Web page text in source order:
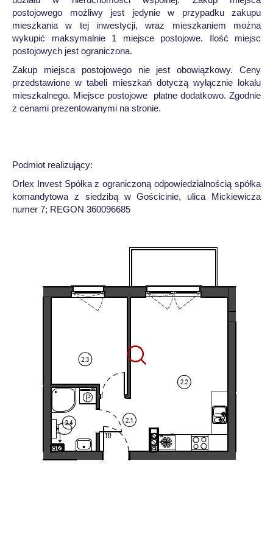
postojowego możliwy jest jedynie w przypadku zakupu
mieszkania w tej inwestycji, wraz mieszkaniem można
wykupić maksymalnie 1 miejsce postojowe. Ilość miejsc
postojowych jest ograniczona.
Zakup miejsca postojowego nie jest obowiązkowy. Ceny
przedstawione w tabeli mieszkań dotyczą wyłącznie lokalu
mieszkalnego. Miejsce postojowe płatne dodatkowo. Zgodnie
z cenami prezentowanymi na stronie.
Podmiot realizujący:
Orlex Invest Spółka z ograniczoną odpowiedzialnością spółka
komandytowa z siedzibą w Gościcinie, ulica Mickiewicza
numer 7; REGON 360096685